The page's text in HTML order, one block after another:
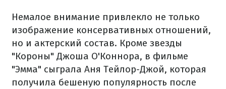
Немалое внимание привлекло не только
изображение консервативных отношений,
но и актерский состав. Кроме звезды
"Короны" Джоша О'Коннора, в фильме
"Эмма" сыграла Аня Тейлор-Джой, которая
получила бешеную популярность после